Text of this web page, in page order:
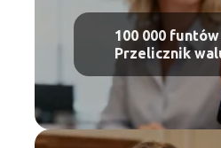
100 000
Przelicznik